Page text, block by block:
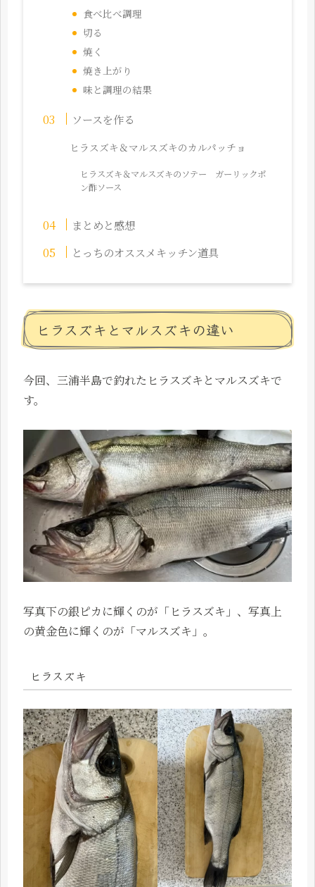
食べ比べ調理
切る
焼く
焼き上がり
味と調理の結果
ソースを作る
ヒラスズキ＆マルスズキのカルパッチョ
ヒラスズキ＆マルスズキのソテー ガーリックポ
ン酢ソース
まとめと感想
とっちのオススメキッチン道具
ヒラスズキとマルスズキの違い
今回、三浦半島で釣れたヒラスズキとマルスズキで
す。
写真下の銀ピカに輝くのが「ヒラスズキ」、写真上
の黄金色に輝くのが「マルスズキ」。
ヒラスズキ